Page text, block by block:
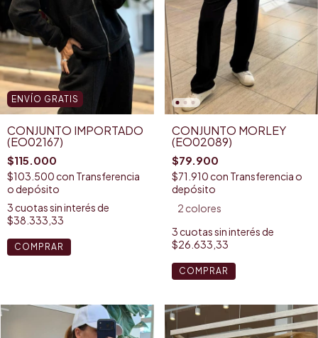
ENVÍO GRATIS
CONJUNTO IMPORTADO
(EO02167)
$115.000
$103.500con Transferencia
o depósito
3cuotas sin interés de
$38.333,33
COMPRAR
CONJUNTO MORLEY
(EO02089)
$79.900
$71.910con Transferencia o
depósito
2 colores
3cuotas sin interés de
$26.633,33
COMPRAR